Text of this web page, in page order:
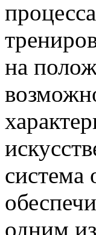
на
система
одним